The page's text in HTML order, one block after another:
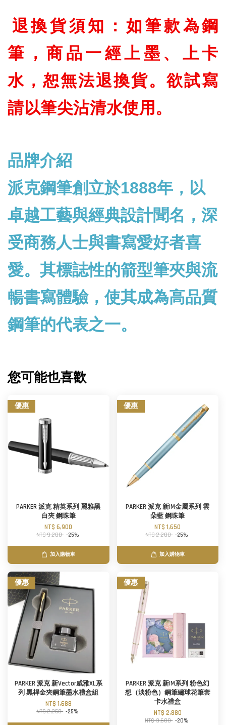
退換貨須知：如筆款為鋼
筆，商品一經上墨、上卡
水，恕無法退換貨。欲試寫
請以筆尖沾清水使用。
品牌介紹
派克鋼筆創立於1888年，以
卓越工藝與經典設計聞名，深
受商務人士與書寫愛好者喜
愛。其標誌性的箭型筆夾與流
暢書寫體驗，使其成為高品質
鋼筆的代表之一。
您可能也喜歡
優惠
PARKER 派克 精英系列 麗雅黑
白夾 鋼珠筆
NT$ 6,900
NT$ 9,200 -25%
加入購物車
優惠
PARKER 派克 新IM金屬系列 雲
朵藍 鋼珠筆
NT$ 1,650
NT$ 2,200 -25%
加入購物車
優惠
PARKER 派克 新Vector威雅XL系
列 黑桿金夾鋼筆墨水禮盒組
NT$ 1,688
NT$ 2,250 -25%
優惠
PARKER 派克 新IM系列 粉色幻
想（淡粉色）鋼筆繡球花筆套
卡水禮盒
NT$ 2,880
NT$ 3,600 -20%